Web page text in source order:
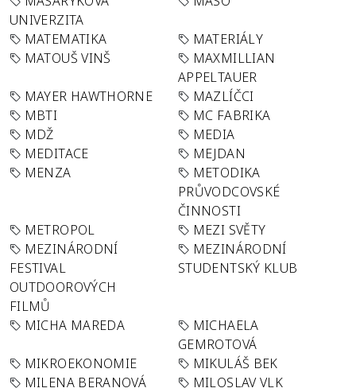
UNIVERZITA
MATEMATIKA
MATERIÁLY
MATOUŠ VINŠ
MAXMILLIAN
APPELTAUER
MAYER HAWTHORNE
MAZLÍČCI
MBTI
MC FABRIKA
MDŽ
MEDIA
MEDITACE
MEJDAN
MENZA
METODIKA
PRŮVODCOVSKÉ
ČINNOSTI
METROPOL
MEZI SVĚTY
MEZINÁRODNÍ
FESTIVAL
OUTDOOROVÝCH
FILMŮ
MEZINÁRODNÍ
STUDENTSKÝ KLUB
MICHA MAREDA
MICHAELA
GEMROTOVÁ
MIKROEKONOMIE
MIKULÁŠ BEK
MILENA BERANOVÁ
MILOSLAV VLK